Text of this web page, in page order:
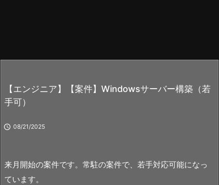
【エンジニア】【案件】Windowsサーバー構築（若
手可）
 08/21/2025
来月開始の案件です。常駐の案件で、若手対応可能になっ
ています。